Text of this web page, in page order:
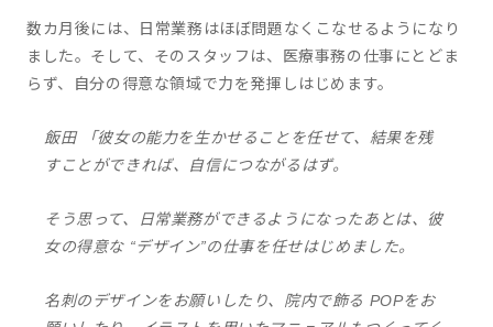
数カ月後には、日常業務はほぼ問題なくこなせるようになり
ました。そして、そのスタッフは、医療事務の仕事にとどま
らず、自分の得意な領域で力を発揮しはじめます。
飯田 「彼女の能力を生かせることを任せて、結果を残
すことができれば、自信につながるはず。
そう思って、日常業務ができるようになったあとは、彼
女の得意な “デザイン”の仕事を任せはじめました。
名刺のデザインをお願いしたり、院内で飾る POPをお